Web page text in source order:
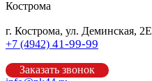
Кострома
г. Кострома, ул. Деминская, 2Е
+7 (4942) 41-99-99
Заказать звонок